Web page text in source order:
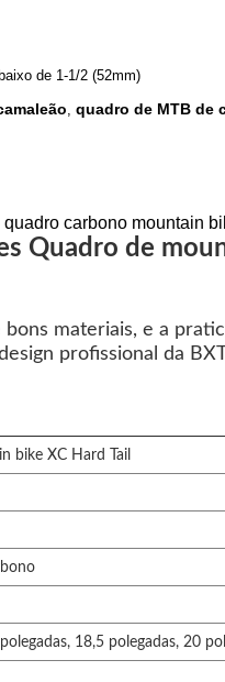
de 1-1/2 (52mm)
, quadro de MTB de
carbono mountain
Quadro de
materiais, e a
profissional da
bike XC Hard Tail
18,5 polegadas, 20